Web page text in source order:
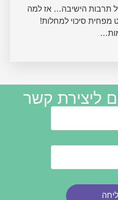
תרבות הישיבה… אז למה
1. ספורט מפחית סיכוי למחלות!
ליצירת קשר